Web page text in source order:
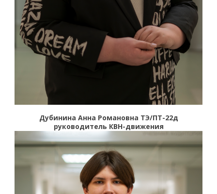
Дубинина Анна Романовна ТЭ/ПТ-22д
руководитель КВН-движения